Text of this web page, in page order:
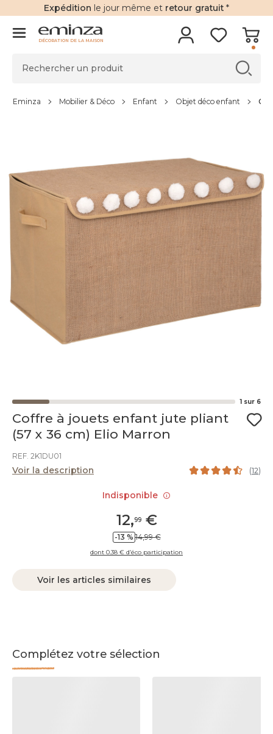
Expédition le jour même et retour gratuit *
DÉCORATION DE LA MAISON
Eminza Mobilier & Déco Enfant Objet déco enfant
1 sur 6
Coffre à jouets enfant jute pliant
(57 x 36 cm) Elio Marron
REF. 2K1DU01
Voir la description (12)
12,99€
-13 % 14,99 €
dont 0.38 € d’éco participation
Voir les articles similaires
Complétez votre sélection